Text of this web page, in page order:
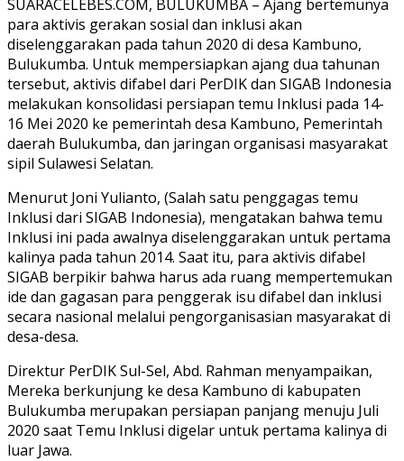
SUARACELEBES.COM, BULUKUMBA – Ajang bertemunya
para aktivis gerakan sosial dan inklusi akan
diselenggarakan pada tahun 2020 di desa Kambuno,
Bulukumba. Untuk mempersiapkan ajang dua tahunan
tersebut, aktivis difabel dari PerDIK dan SIGAB Indonesia
melakukan konsolidasi persiapan temu Inklusi pada 14-
16 Mei 2020 ke pemerintah desa Kambuno, Pemerintah
daerah Bulukumba, dan jaringan organisasi masyarakat
sipil Sulawesi Selatan.
Menurut Joni Yulianto, (Salah satu penggagas temu
Inklusi dari SIGAB Indonesia), mengatakan bahwa temu
Inklusi ini pada awalnya diselenggarakan untuk pertama
kalinya pada tahun 2014. Saat itu, para aktivis difabel
SIGAB berpikir bahwa harus ada ruang mempertemukan
ide dan gagasan para penggerak isu difabel dan inklusi
secara nasional melalui pengorganisasian masyarakat di
desa-desa.
Direktur PerDIK Sul-Sel, Abd. Rahman menyampaikan,
Mereka berkunjung ke desa Kambuno di kabupaten
Bulukumba merupakan persiapan panjang menuju Juli
2020 saat Temu Inklusi digelar untuk pertama kalinya di
luar Jawa.